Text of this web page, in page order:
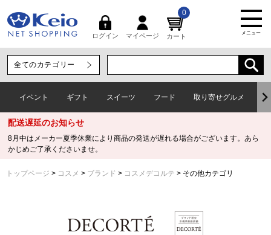
ログイン マイページ カート
0
メニュー
イベント ギフト スイーツ フード 取り寄せグルメ
配送遅延のお知らせ
8月中はメーカー夏季休業により商品の発送が遅れる場合がございます。あら
かじめご了承くださいませ。
トップページ コスメ ブランド コスメデコルテ その他カテゴリ